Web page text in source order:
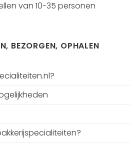
van 10-35 personen
BEZORGEN, OPHALEN